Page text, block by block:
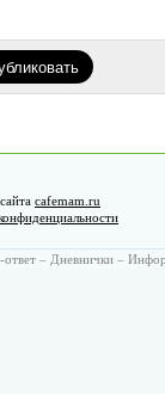
cafemam.ru
– Дневнички –